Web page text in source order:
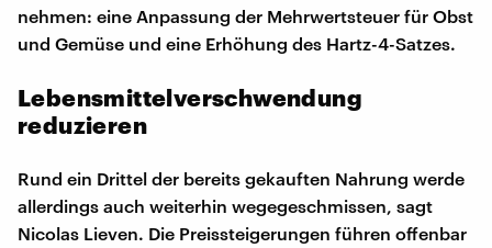
nehmen: eine Anpassung der Mehrwertsteuer für Obst
und Gemüse und eine Erhöhung des Hartz-4-Satzes.
Lebensmittelverschwendung
reduzieren
Rund ein Drittel der bereits gekauften Nahrung werde
allerdings auch weiterhin wegegeschmissen, sagt
Nicolas Lieven. Die Preissteigerungen führen offenbar